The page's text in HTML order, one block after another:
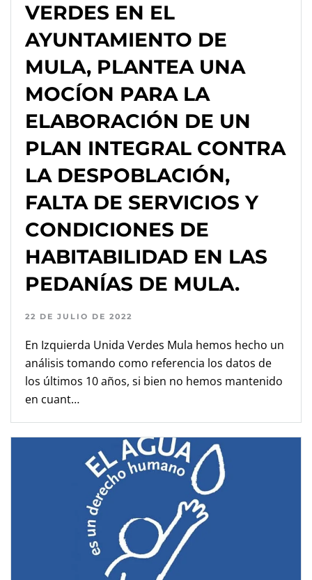
VERDES EN EL
AYUNTAMIENTO DE
MULA, PLANTEA UNA
MOCÍON PARA LA
ELABORACIÓN DE UN
PLAN INTEGRAL CONTRA
LA DESPOBLACIÓN,
FALTA DE SERVICIOS Y
CONDICIONES DE
HABITABILIDAD EN LAS
PEDANÍAS DE MULA.
22 DE JULIO DE 2022
En Izquierda Unida Verdes Mula hemos hecho un
análisis tomando como referencia los datos de
los últimos 10 años, si bien no hemos mantenido
en cuant…